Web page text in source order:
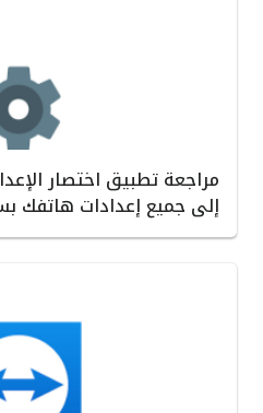
مراجعة تطبيق اختصار
إلى جميع إعدادات هاتفك